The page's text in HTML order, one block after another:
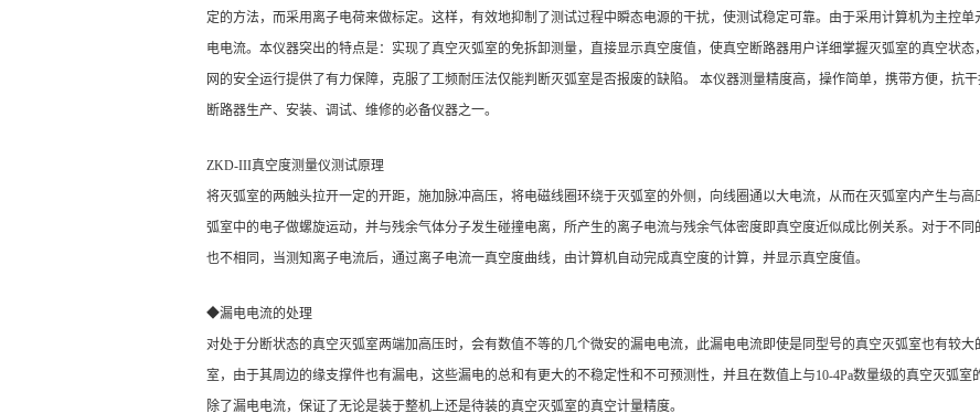
定的方法，而采用离子电荷来做标定。这样，有效地抑制了测试过程中瞬态电源的干扰，使测试稳定可靠。由于采用计算机为主控
电电流。本仪器突出的特点是：实现了真空灭弧室的免拆卸测量，直接显示真空度值，使真空断路器用户详细掌握灭弧室的真空状
网的安全运行提供了有力保障，克服了工频耐压法仅能判断灭弧室是否报废的缺陷。 本仪器测量精度高，操作简单，携带方便，抗
断路器生产、安装、调试、维修的必备仪器之一。
ZKD-III真空度测量仪测试原理
将灭弧室的两触头拉开一定的开距，施加脉冲高压，将电磁线圈环绕于灭弧室的外侧，向线圈通以大电流，从而在灭弧室内产生与
弧室中的电子做螺旋运动，并与残余气体分子发生碰撞电离，所产生的离子电流与残余气体密度即真空度近似成比例关系。对于不
也不相同，当测知离子电流后，通过离子电流一真空度曲线，由计算机自动完成真空度的计算，并显示真空度值。
◆漏电电流的处理
对处于分断状态的真空灭弧室两端加高压时，会有数值不等的几个微安的漏电电流，此漏电电流即使是同型号的真空灭弧室也有较
室，由于其周边的缘支撑件也有漏电，这些漏电的总和有更大的不稳定性和不可预测性，并且在数值上与10-4Pa数量级的真空灭弧
除了漏电电流，保证了无论是装于整机上还是待装的真空灭弧室的真空计量精度。